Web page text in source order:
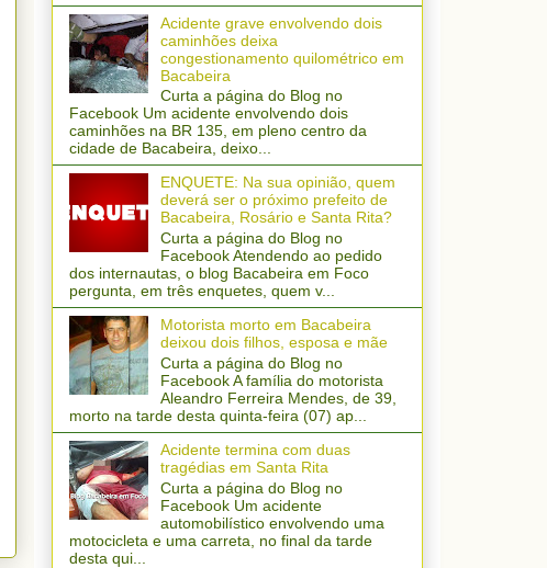
Acidente grave envolvendo dois
caminhões deixa
congestionamento quilométrico em
Bacabeira
Curta a página do Blog no
Facebook Um acidente envolvendo dois
caminhões na BR 135, em pleno centro da
cidade de Bacabeira, deixo...
ENQUETE: Na sua opinião, quem
deverá ser o próximo prefeito de
Bacabeira, Rosário e Santa Rita?
Curta a página do Blog no
Facebook Atendendo ao pedido
dos internautas, o blog Bacabeira em Foco
pergunta, em três enquetes, quem v...
Motorista morto em Bacabeira
deixou dois filhos, esposa e mãe
Curta a página do Blog no
Facebook A família do motorista
Aleandro Ferreira Mendes, de 39,
morto na tarde desta quinta-feira (07) ap...
Acidente termina com duas
tragédias em Santa Rita
Curta a página do Blog no
Facebook Um acidente
automobilístico envolvendo uma
motocicleta e uma carreta, no final da tarde
desta qui...